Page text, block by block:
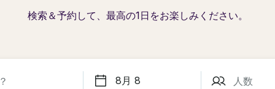
検索＆予約して、最高の1日をお楽しみください。